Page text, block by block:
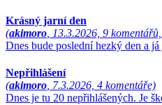
Krásný jarní den
(akimoro , 13.3.2026, 9
Dnes bude poslední hezký den a
Nepřihlášení
(akimoro , 7.3.2026, 4 komentáře)
Dnes je tu 20 nepřihlášených. Je